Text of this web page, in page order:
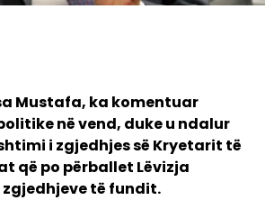
Mustafa, ka komentuar
në vend, duke u ndalur
i zgjedhjes së Kryetarit të
që po përballet Lëvizja
të fundit.